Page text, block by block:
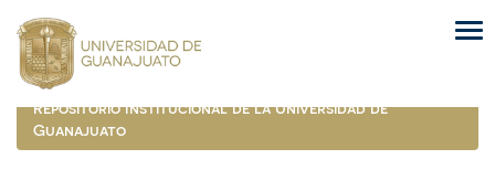
navigation
Repositorio Institucional de la Universidad de
Guanajuato